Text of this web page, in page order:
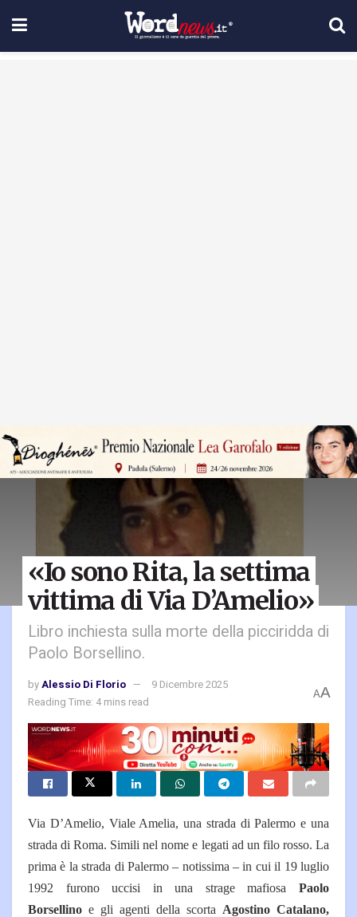
«Io sono Rita, la settima
vittima di Via D’Amelio»
Libro inchiesta sulla morte della picciridda di
Paolo Borsellino.
byAlessio Di Florio
9 Dicembre 2025
Reading Time: 4 mins read
AA
Via D’Amelio, Viale Amelia, una strada di Palermo e una
strada di Roma. Simili nel nome e legati ad un filo rosso. La
prima è la strada di Palermo – notissima – in cui il 19 luglio
1992 furono uccisi in una strage mafiosa Paolo
Borsellino e gli agenti della scorta Agostino Catalano,